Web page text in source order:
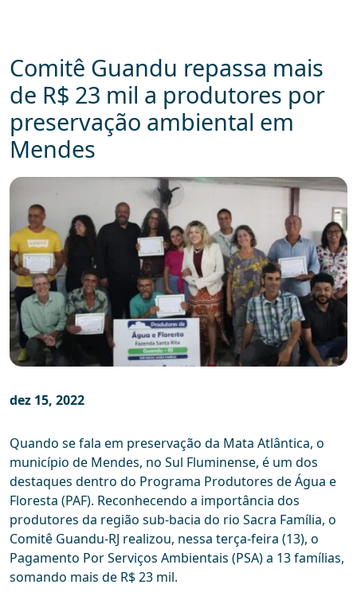
Comitê Guandu repassa mais
de R$ 23 mil a produtores por
preservação ambiental em
Mendes
dez 15, 2022
Quando se fala em preservação da Mata Atlântica, o
município de Mendes, no Sul Fluminense, é um dos
destaques dentro do Programa Produtores de Água e
Floresta (PAF). Reconhecendo a importância dos
produtores da região sub-bacia do rio Sacra Família, o
Comitê Guandu-RJ realizou, nessa terça-feira (13), o
Pagamento Por Serviços Ambientais (PSA) a 13 famílias,
somando mais de R$ 23 mil.